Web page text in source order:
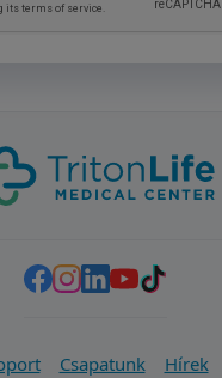
Csapatunk Hírek